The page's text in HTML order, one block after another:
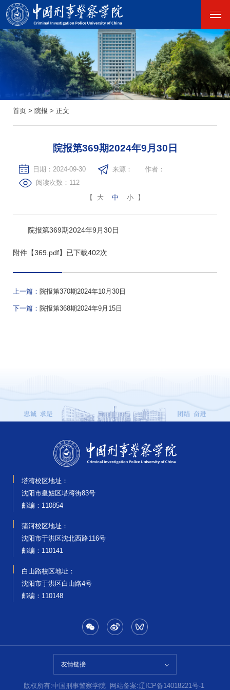
首页 > 院报 > 正文
院报第369期2024年9月30日
日期：2024-09-30 来源：
作者：
阅读次数： 112
【
大 中 小 】
院报第369期2024年9月30日
附件【369.pdf】已下载402次
上一篇： 院报第370期2024年10月30日
下一篇： 院报第368期​2024年9月15日
塔湾校区地址：
沈阳市皇姑区塔湾街83号
邮编‌：110854
蒲河校区地址：
沈阳市于洪区沈北西路116号
邮编‌：110141
白山路校区地址：
沈阳市于洪区白山路4号
邮编‌：110148
版权所有:中国刑事警察学院 网站备案:辽ICP备14018221号-1
友情链接